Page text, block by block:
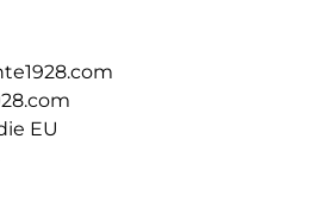
EU